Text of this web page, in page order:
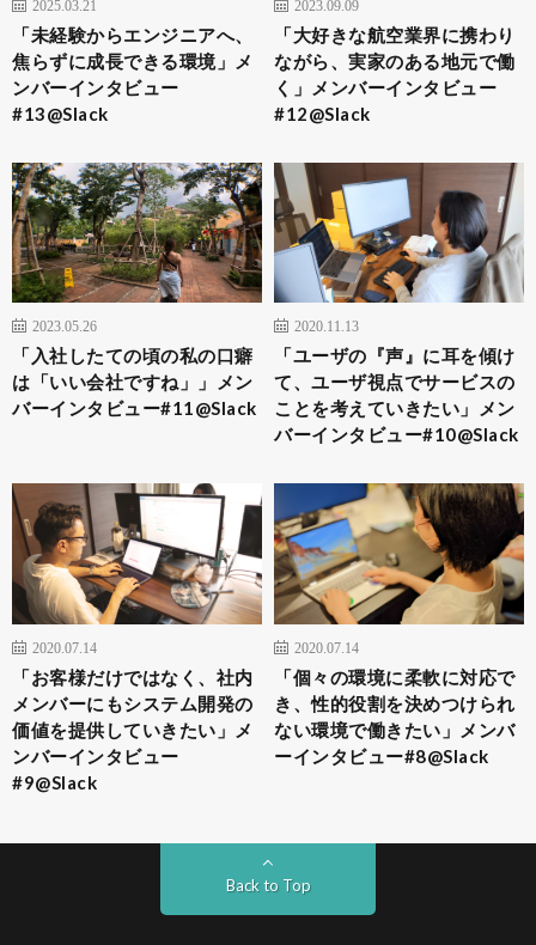
2025.03.21
「未経験からエンジニアへ、
焦らずに成長できる環境」メ
ンバーインタビュー
#13@Slack
2023.09.09
「大好きな航空業界に携わり
ながら、実家のある地元で働
く」メンバーインタビュー
#12@Slack
2023.05.26
「入社したての頃の私の口癖
は「いい会社ですね」」メン
バーインタビュー#11@Slack
2020.11.13
「ユーザの『声』に耳を傾け
て、ユーザ視点でサービスの
ことを考えていきたい」メン
バーインタビュー#10@Slack
2020.07.14
「お客様だけではなく、社内
メンバーにもシステム開発の
価値を提供していきたい」メ
ンバーインタビュー
#9@Slack
2020.07.14
「個々の環境に柔軟に対応で
き、性的役割を決めつけられ
ない環境で働きたい」メンバ
ーインタビュー#8@Slack
Back to Top